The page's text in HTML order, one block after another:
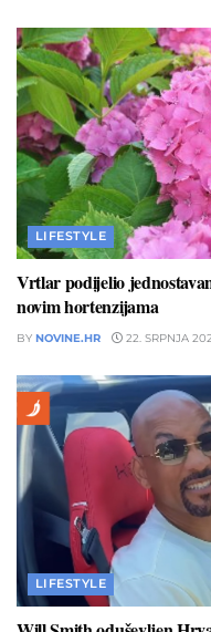
LIFESTYLE
Vrtlar podijelio
novim hortenzijama
BY NOVINE.HR 22. SRPNJA
LIFESTYLE